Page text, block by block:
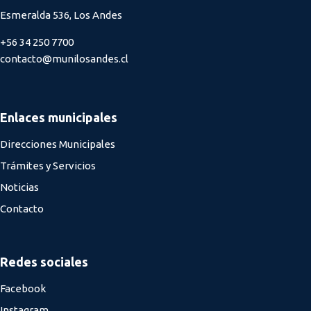
Esmeralda 536, Los Andes
+56 34 250 7700
contacto@munilosandes.cl
Enlaces municipales
Direcciones Municipales
Trámites y Servicios
Noticias
Contacto
Redes sociales
Facebook